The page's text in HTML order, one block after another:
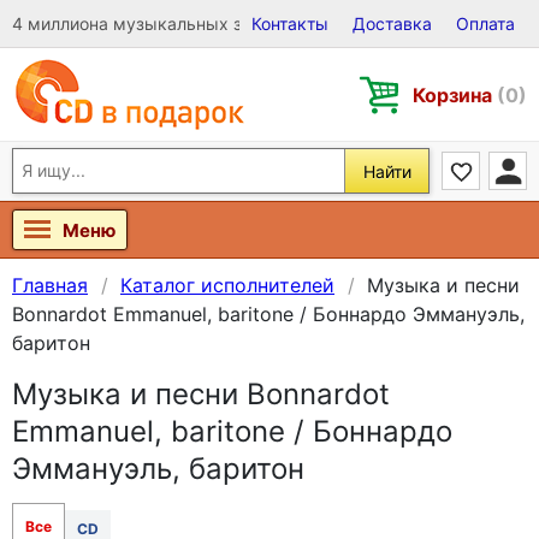
4 миллиона музыкальных записей на Виниле, CD и DVD
Контакты Доставка Оплата
Корзина (0)
Найти
Меню
Главная Каталог исполнителей
Музыка и песни
Bonnardot Emmanuel, baritone / Боннардо Эммануэль,
баритон
Музыка и песни Bonnardot
Emmanuel, baritone / Боннардо
Эммануэль, баритон
Все CD